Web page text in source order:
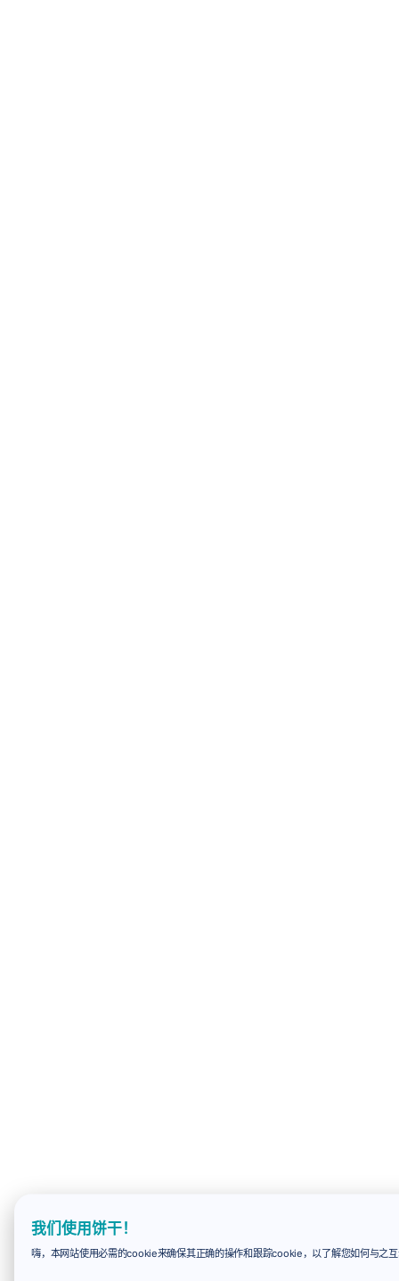
我们使用饼干！
嗨，本网站使用必需的cookie来确保其正确的操作和跟踪cookie，以了解您如何与之